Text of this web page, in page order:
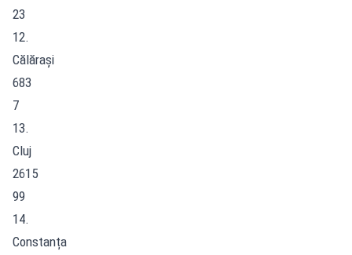
23
12.
Călărași
683
7
13.
Cluj
2615
99
14.
Constanța